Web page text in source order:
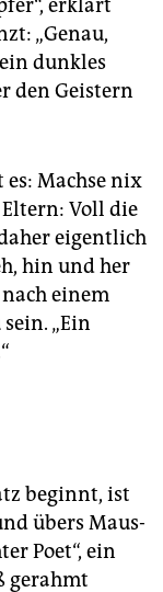
erklärt
„Genau,
dunkles
den Geistern
es: Machse nix
Voll die
eigentlich
hin und her
einem
„Ein
beginnt, ist
übers Maus-
Poet“, ein
gerahmt